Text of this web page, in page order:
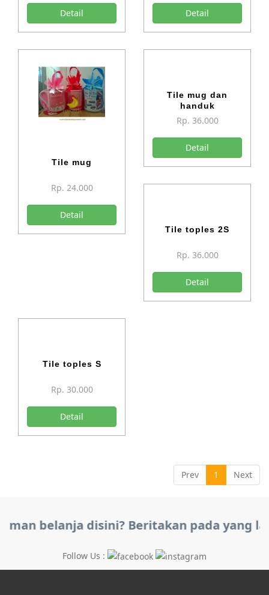
Detail Detail
Tile mug
Rp. 24.000
Detail
Tile mug dan
handuk
Rp. 36.000
Detail
Tile toples 2S
Rp. 36.000
Detail
Tile toples S
Rp. 30.000
Detail
Prev 1 Next
belanja disini? Beritakan pada yang
Follow Us :